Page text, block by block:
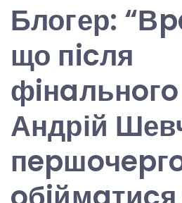
Блогер:
що пicля
Андрій